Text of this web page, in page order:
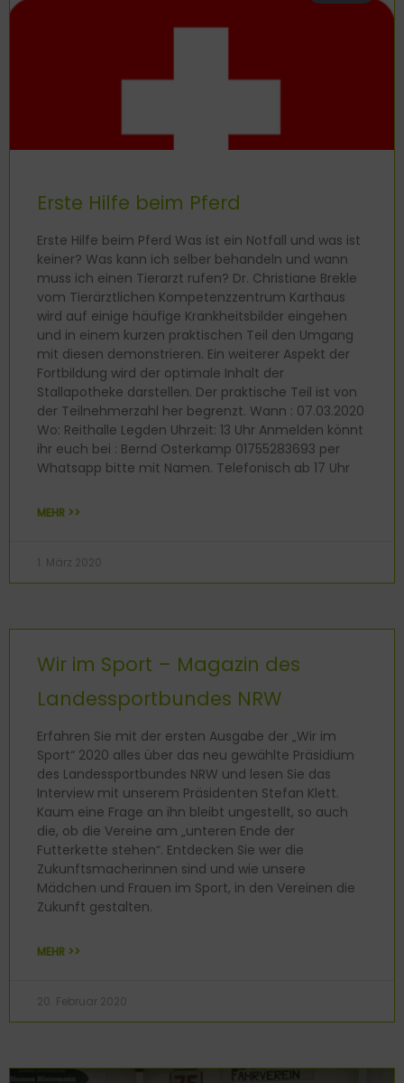
Erste Hilfe beim Pferd
Erste Hilfe beim Pferd Was ist ein Notfall und was ist
keiner? Was kann ich selber behandeln und wann
muss ich einen Tierarzt rufen? Dr. Christiane Brekle
vom Tierärztlichen Kompetenzzentrum Karthaus
wird auf einige häufige Krankheitsbilder eingehen
und in einem kurzen praktischen Teil den Umgang
mit diesen demonstrieren. Ein weiterer Aspekt der
Fortbildung wird der optimale Inhalt der
Stallapotheke darstellen. Der praktische Teil ist von
der Teilnehmerzahl her begrenzt. Wann : 07.03.2020
Wo: Reithalle Legden Uhrzeit: 13 Uhr Anmelden könnt
ihr euch bei : Bernd Osterkamp 01755283693 per
Whatsapp bitte mit Namen. Telefonisch ab 17 Uhr
MEHR >>
1. März 2020
Wir im Sport – Magazin des
Landessportbundes NRW
Erfahren Sie mit der ersten Ausgabe der „Wir im
Sport“ 2020 alles über das neu gewählte Präsidium
des Landessportbundes NRW und lesen Sie das
Interview mit unserem Präsidenten Stefan Klett.
Kaum eine Frage an ihn bleibt ungestellt, so auch
die, ob die Vereine am „unteren Ende der
Futterkette stehen“. Entdecken Sie wer die
Zukunftsmacherinnen sind und wie unsere
Mädchen und Frauen im Sport, in den Vereinen die
Zukunft gestalten.
MEHR >>
20. Februar 2020